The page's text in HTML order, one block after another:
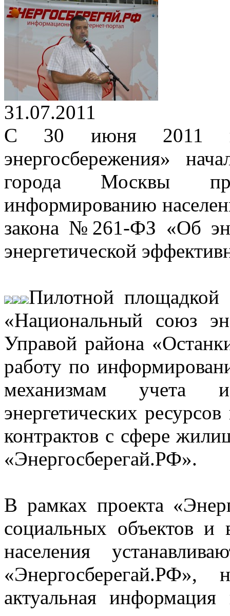
31.07.2011
С 30 июня 2011
энергосбережения»
города Москвы
информированию
закона №261-ФЗ «Об
энергетической
Пилотной площадкой
«Национальный союз
Управой района
работу по
механизмам учета
энергетических
контрактов с сфере
«Энергосберегай.РФ».
В рамках проекта
социальных объектов и
населения
актуальная